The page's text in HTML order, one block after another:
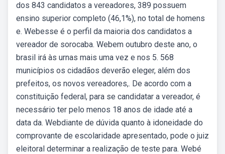
dos 843 candidatos a vereadores, 389 possuem
ensino superior completo (46,1%), no total de homens
e. Webesse é o perfil da maioria dos candidatos a
vereador de sorocaba. Webem outubro deste ano, o
brasil irá às urnas mais uma vez e nos 5. 568
municípios os cidadãos deverão eleger, além dos
prefeitos, os novos vereadores,. De acordo com a
constituição federal, para se candidatar a vereador, é
necessário ter pelo menos 18 anos de idade até a
data da. Webdiante de dúvida quanto à idoneidade do
comprovante de escolaridade apresentado, pode o juiz
eleitoral determinar a realização de teste para. Webé